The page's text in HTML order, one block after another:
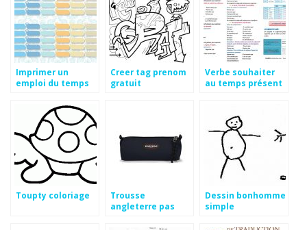
Imprimer un
emploi du temps
Creer tag prenom
gratuit
Verbe souhaiter
au temps présent
Toupty coloriage
Trousse
angleterre pas
Dessin bonhomme
simple